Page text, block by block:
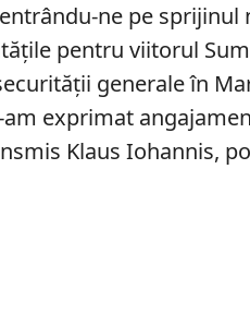
ne pe
pentru viitorul
generale în
am exprimat
Klaus Iohannis,